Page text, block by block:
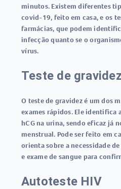
minutos. Existem diferentes
covid-19, feito em casa, e os
farmácias, que podem
infecção quanto se o
vírus.
Teste de gravidez
O teste de gravidezé um dos
exames rápidos. Ele identifica
hCG na urina, sendo eficaz já
menstrual. Pode ser feito em
orienta sobre a necessidade
e exame de sangue para
Autoteste HIV